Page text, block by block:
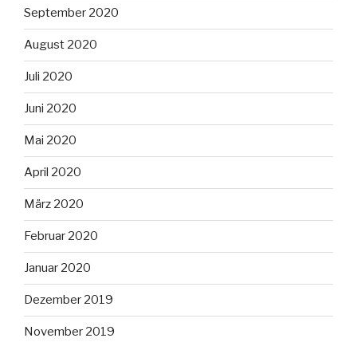
September 2020
August 2020
Juli 2020
Juni 2020
Mai 2020
April 2020
März 2020
Februar 2020
Januar 2020
Dezember 2019
November 2019